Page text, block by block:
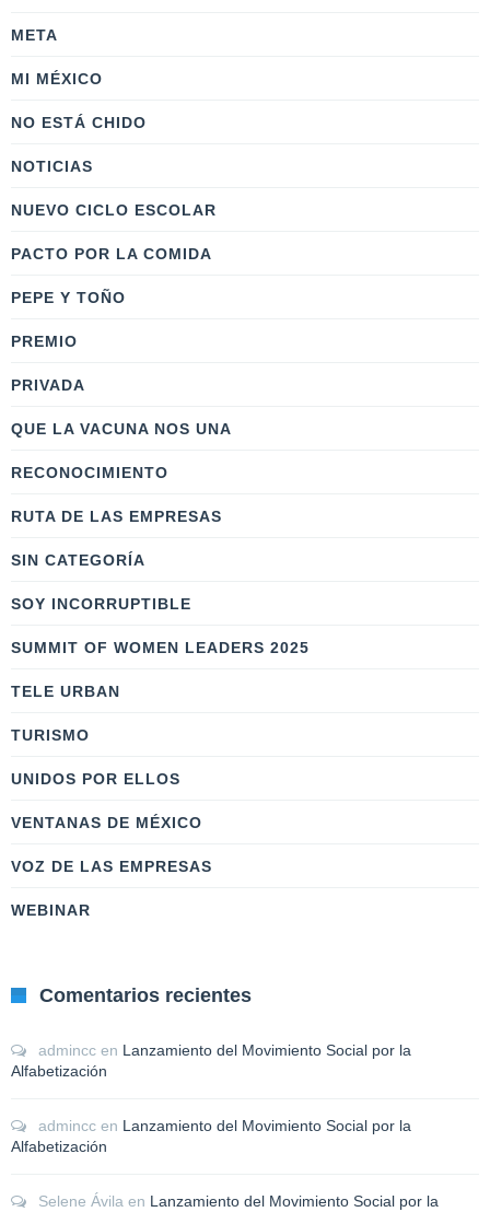
META
MI MÉXICO
NO ESTÁ CHIDO
NOTICIAS
NUEVO CICLO ESCOLAR
PACTO POR LA COMIDA
PEPE Y TOÑO
PREMIO
PRIVADA
QUE LA VACUNA NOS UNA
RECONOCIMIENTO
RUTA DE LAS EMPRESAS
SIN CATEGORÍA
SOY INCORRUPTIBLE
SUMMIT OF WOMEN LEADERS 2025
TELE URBAN
TURISMO
UNIDOS POR ELLOS
VENTANAS DE MÉXICO
VOZ DE LAS EMPRESAS
WEBINAR
Comentarios recientes
admincc en Lanzamiento del Movimiento Social por la
Alfabetización
admincc en Lanzamiento del Movimiento Social por la
Alfabetización
Selene Ávila en Lanzamiento del Movimiento Social por la